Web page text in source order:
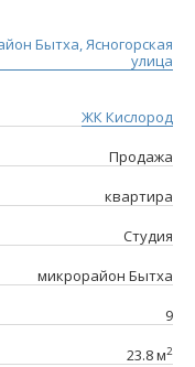
Бытха, Ясногорская
улица
ЖК Кислород
Продажа
квартира
Студия
микрорайон Бытха
9
23.8 м2